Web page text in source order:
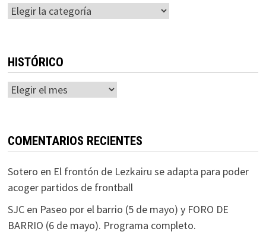
Categorías
HISTÓRICO
Histórico
COMENTARIOS RECIENTES
Sotero en El frontón de Lezkairu se adapta para poder
acoger partidos de frontball
SJCen Paseo por el barrio (5 de mayo) y FORO DE
BARRIO (6 de mayo). Programa completo.